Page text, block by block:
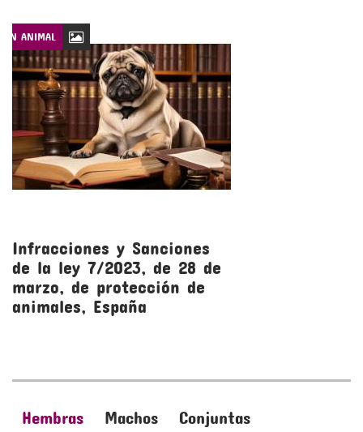
ANIMAL
Infracciones y Sanciones
de la ley 7/2023, de 28 de
marzo, de protección de
animales, España
Hembras Machos Conjuntas